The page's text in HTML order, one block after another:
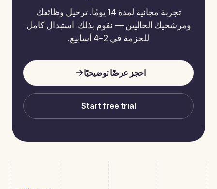
تجربة مجانية لمدة 14 يومًا. ترحيل وظائفك
ومرشحيك الحاليين — نقوم بذلك. استبدال كامل
للحزمة في 2–4 أسابيع.
احجز عرضًا توضيحيًا
Start free trial